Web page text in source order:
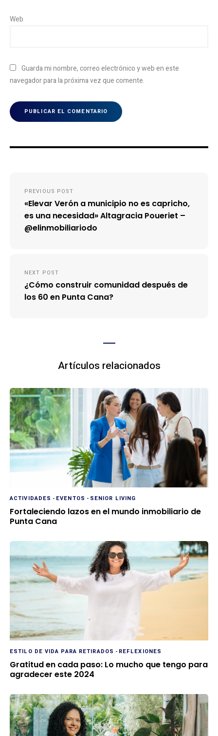
Web
Guarda mi nombre, correo electrónico y web en este
navegador para la próxima vez que comente.
entradas
PREVIOUS POST
«Elevar Verón a municipio no es capricho,
es una necesidad» Altagracia Poueriet –
@elinmobiliariodo
NEXT POST
¿Cómo construir comunidad después de
los 60 en Punta Cana?
Artículos relacionados
ACTIVIDADES - EVENTOS - SENIOR LIVING
Fortaleciendo lazos en el mundo inmobiliario de
Punta Cana
ESTILO DE VIDA PARA RETIRADOS - REFLEXIONES
Gratitud en cada paso: Lo mucho que tengo para
agradecer este 2024